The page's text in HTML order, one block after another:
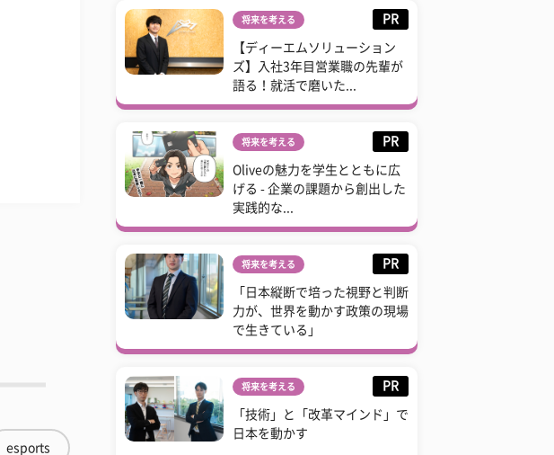
esports
将来を考える PR
【ディーエムソリューション
ズ】入社3年目営業職の先輩が
語る！就活で磨いた...
将来を考える PR
Oliveの魅力を学生とともに広
げる - 企業の課題から創出した
実践的な...
将来を考える PR
「日本縦断で培った視野と判断
力が、世界を動かす政策の現場
で生きている」
将来を考える PR
「技術」と「改革マインド」で
日本を動かす